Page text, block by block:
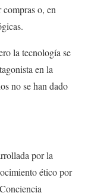
o, en
la tecnología se
en la
no se han dado
por la
ético por